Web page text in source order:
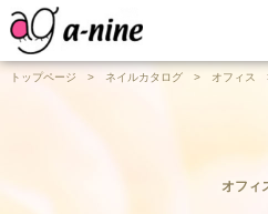
トップページ > ネイルカタログ > オフィス
オフィ